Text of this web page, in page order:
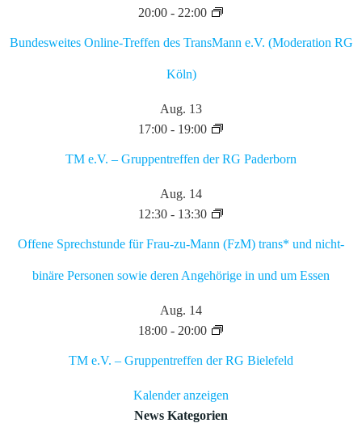
20:00- 22:00
Bundesweites Online-Treffen des TransMann e.V. (Moderation RG
Köln)
Aug. 13
17:00- 19:00
TM e.V. – Gruppentreffen der RG Paderborn
Aug. 14
12:30- 13:30
Offene Sprechstunde für Frau-zu-Mann (FzM) trans* und nicht-
binäre Personen sowie deren Angehörige in und um Essen
Aug. 14
18:00- 20:00
TM e.V. – Gruppentreffen der RG Bielefeld
Kalender anzeigen
News Kategorien